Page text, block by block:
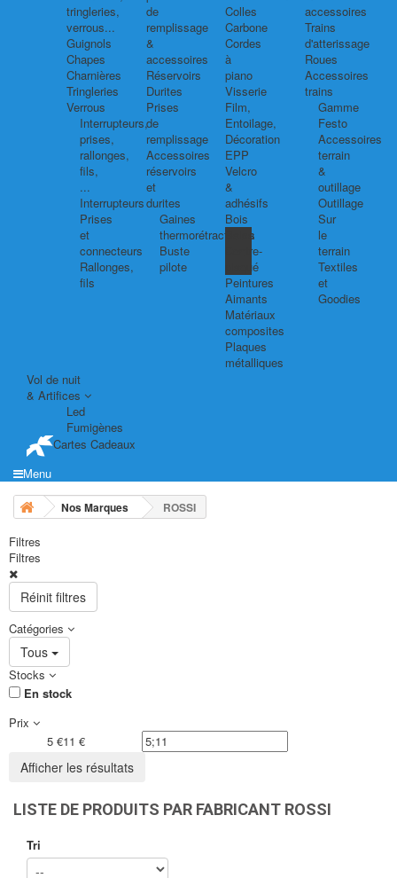
tringleries,
verrous...
Guignols
Chapes
Charnières
Tringleries
Verrous
Interrupteurs,
prises,
rallonges,
fils,
...
Interrupteurs
Prises
et
connecteurs
Rallonges,
fils
de
remplissage
&
accessoires
Réservoirs
Durites
Prises
de
remplissage
Accessoires
réservoirs
et
durites
Gaines
thermorétractables
Buste
pilote
Colles
Carbone
Cordes
à
piano
Visserie
Film,
Entoilage,
Décoration
EPP
Velcro
&
adhésifs
Bois
Balsa
Contre-
plaqué
Peintures
Aimants
Matériaux
composites
Plaques
métalliques
accessoires
Trains
d'atterissage
Roues
Accessoires
trains
Gamme
Festo
Accessoires
terrain
&
outillage
Outillage
Sur
le
terrain
Textiles
et
Goodies
Vol de nuit
& Artifices
Led
Fumigènes
Cartes Cadeaux
Menu
Nos Marques ROSSI
Filtres
Filtres
Réinit filtres
Catégories
Tous
Stocks
En stock
Prix
5 €11 €
Afficher les résultats
LISTE DE PRODUITS PAR FABRICANT ROSSI
Tri